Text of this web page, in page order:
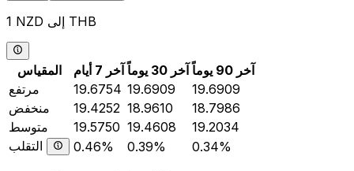
1 NZD إلى THB
المقياس آخر 7 أيام آخر 30 يوماً
آخر 90 يوماً
مرتفع
19.6754 19.6909
19.6909
منخفض
19.4252 18.9610
18.7986
متوسط
19.5750 19.4608
19.2034
التقلب
0.46% 0.39% 0.34%